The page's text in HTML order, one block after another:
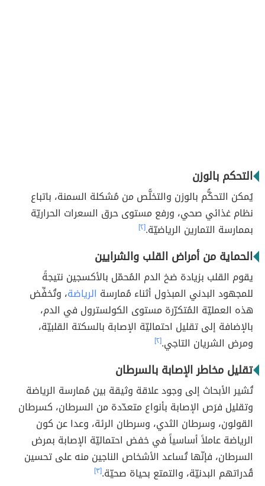
التحكم بالوزن
يُمكن التحكُّم بالوزن والتخلُّص من مُشكلة السمنة، باتباع
نظام غذائي صحي، ورفع مستوى حرق السعرات الحراريّة
بممارسة التمارين الرياضيّة.[٢]
الحماية من أمراض القلب والشرايين
يقوم القلب بزيادة ضخ الدم المُحمّل بالأكسجين نتيجةً
للمجهود البدني المبذول أثناء مُمارسة الرياضة، وتُخفِّض
هذه العمليّة المُتكرّرة مستوى الكولسترول في الدم،
بالإضافة إلى تقليل احتماليّة الإصابة بالسكتة القلبيّة،
ومرض الشريان التاجي.[٢]
تقليل مخاطر الإصابة بالسرطان
تُشير الأبحاث إلى وجود علاقة وثيقة بين مُمارسة الرياضة
وتقليل فرَص الإصابة بأنواع متعدّدة من السرطان، كسرطان
القولون، وسرطان الثدي، وسرطان الرئة، وعدا عن كون
الرياضة عاملاً أساسياً في خفض احتماليّة الإصابة بمرض
السرطان، فإنّها تُساعد الأشخاص الناجين منه على تحسين
قُدراتهم البدنيّة، والتمتع بحياة صحيّة.[٣]